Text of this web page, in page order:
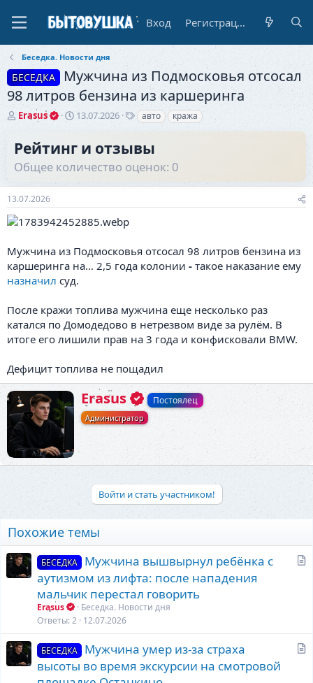
Вход Регистрация
Беседка. Новости дня
БЕСЕДКА
Мужчина из Подмосковья отсосал
98 литров бензина из каршеринга
А
о
р
е
м
ы
Erasus
Д
н
ч
а
13.07.2026
Т
и
авто кража
Рейтинг и отзывы
Общее количество оценок: 0
13.07.2026
Мужчина из Подмосковья отсосал 98 литров бензина из
каршеринга на… 2,5 года колонии - такое наказание ему
назначил суд.
После кражи топлива мужчина еще несколько раз
катался по Домодедово в нетрезвом виде за рулём. В
итоге его лишили прав на 3 года и конфисковали BMW.
Дефицит топлива не пощадил
А
в
т
Erasus Постоялец
Администратор
Войти и стать участником!
Похожие темы
БЕСЕДКА
Мужчина вышвырнул ребёнка с
аутизмом из лифта: после нападения
мальчик перестал говорить
Erasus
Беседка. Новости дня
Ответы 2 12.07.2026
БЕСЕДКА
Мужчина умер из-за страха
высоты во время экскурсии на смотровой